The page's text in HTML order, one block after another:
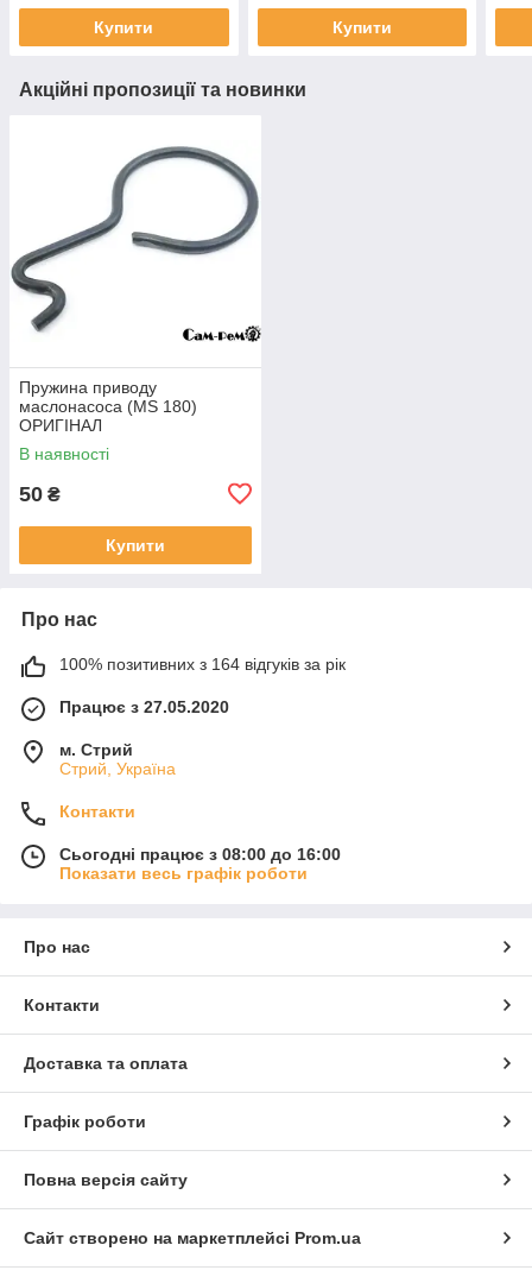
Купити Купити
Акційні пропозиції та новинки
Пружина приводу
маслонасоса (MS 180)
ОРИГІНАЛ
В наявності
50 ₴
Купити
Про нас
100% позитивних з 164 відгуків за рік
Працює з 27.05.2020
м. Стрий
Стрий, Україна
Контакти
Сьогодні працює з 08:00 до 16:00
Показати весь графік роботи
Про нас
Контакти
Доставка та оплата
Графік роботи
Повна версія сайту
Сайт створено на маркетплейсі Prom.ua